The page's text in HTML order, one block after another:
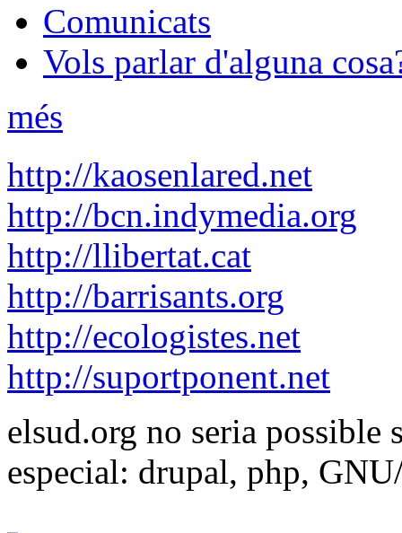
Comunicats
Vols parlar d'alguna
més
http://kaosenlared.net
http://bcn.indymedia.org
http://llibertat.cat
http://barrisants.org
http://ecologistes.net
http://suportponent.net
elsud.org no seria possible
especial: drupal, php,